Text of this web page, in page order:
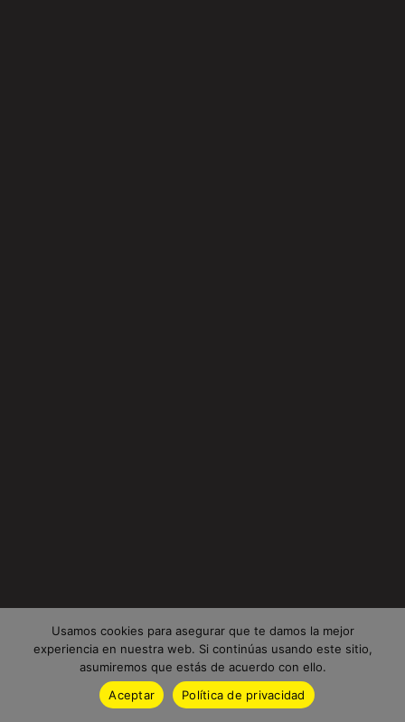
Usamos cookies para asegurar que te damos la mejor
experiencia en nuestra web. Si continúas usando este sitio,
asumiremos que estás de acuerdo con ello.
Aceptar
Política de privacidad